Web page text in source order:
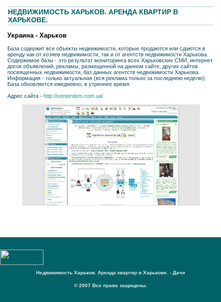
НЕДВИЖИМОСТЬ ХАРЬКОВ. АРЕНДА КВАРТИР В
ХАРЬКОВЕ.
Украина - Харьков
База содержит все объекты недвижимости, которые продаются или сдаются в
аренду как от хозяев недвижимости, так и от агентств недвижимости Харькова.
Содержимое базы - это результат мониторинга всех Харьковских СМИ, интернет
досок объявлений, рекламы, размещенной на данном сайте, других сайтов
посвященных недвижимости, баз данных агентств недвижимости Харькова.
Информация - только актуальная (вся реклама только за последнюю неделю).
База обновляется ежедневно, в утреннее время.
Адрес сайта - http://centerdom.com.ua/
Недвижимость Харьков. Аренда квартир в Харькове. - Дачи
© 2007 Все права защищены.